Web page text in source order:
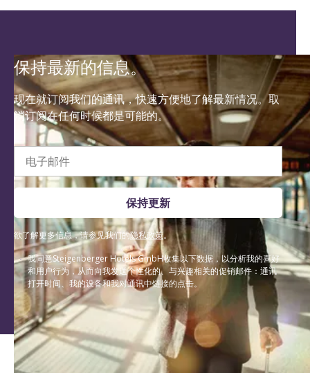
保持最新的信息。
现在就订阅我们的通讯，快速方便地了解最新情况。取
消订阅在任何时候都是可能的。
电子邮件
保持更新
欲了解更多信息，请参见我们的隐私政策。
我同意Steigenberger Hotels GmbH收集以下数据，以分析我的喜好
和用户行为，从而向我发送个性化的、与兴趣相关的促销邮件：通讯
打开时间、我的设备和我对通讯中链接的点击。